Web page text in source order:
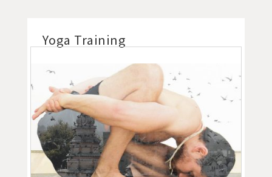
Yoga Training